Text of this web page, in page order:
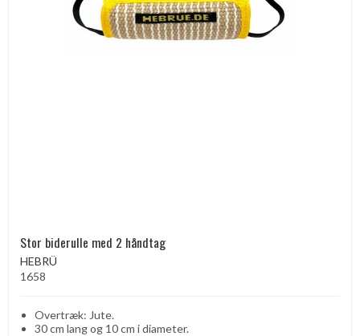
Stor biderulle med 2 håndtag
HEBRÜ
1658
Overtræk: Jute.
30 cm lang og 10 cm i diameter.